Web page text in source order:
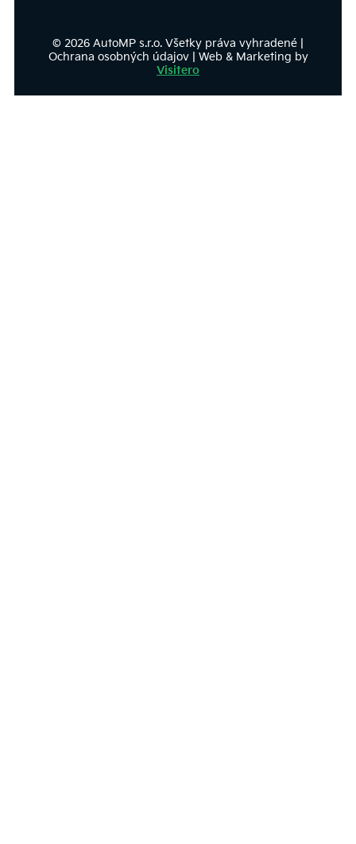
© 2026 AutoMP s.r.o. Všetky práva vyhradené |
Ochrana osobných údajov | Web & Marketing by
Visitero